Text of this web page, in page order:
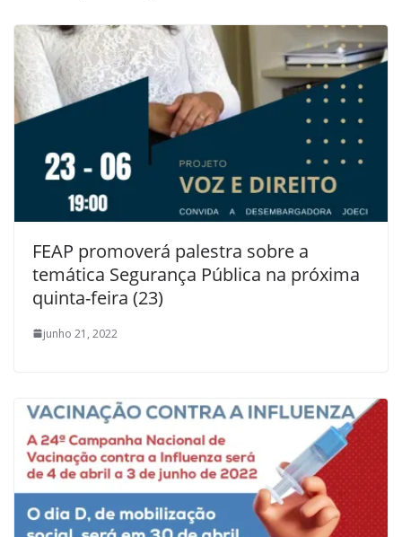
FEAP promoverá palestra sobre a
temática Segurança Pública na próxima
quinta-feira (23)
junho 21, 2022